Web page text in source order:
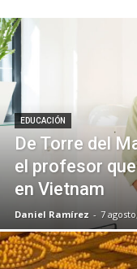
EDUCACIÓN
De Torre del
el profesor
en Vietnam
Daniel Ramírez - 7